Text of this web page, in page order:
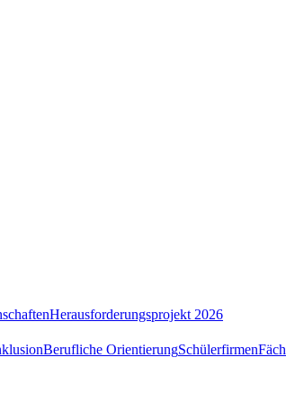
Herausforderungsprojekt 2026
Berufliche OrientierungSchülerfirmen